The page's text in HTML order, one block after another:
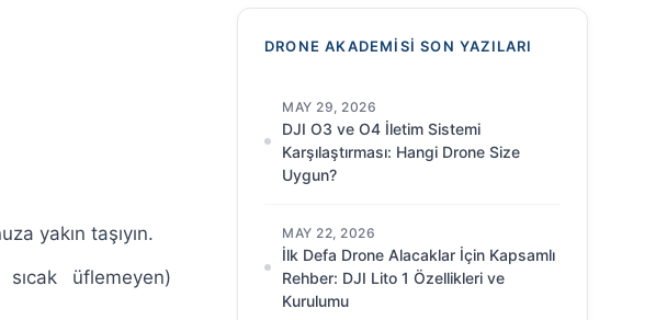
yakın taşıyın.
üflemeyen)
DRONE AKADEMISI SON YAZILARI
MAY 29, 2026
DJI O3 ve O4 İletim Sistemi
Karşılaştırması: Hangi Drone Size
Uygun?
MAY 22, 2026
İlk Defa Drone Alacaklar İçin Kapsamlı
Rehber: DJI Lito 1 Özellikleri ve
Kurulumu